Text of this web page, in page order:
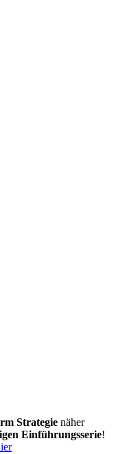
Strategie näher
Einführungsserie!